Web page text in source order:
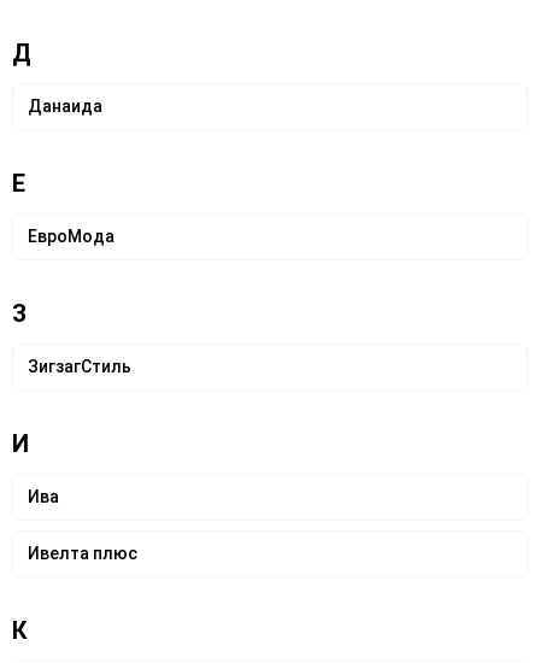
Д
Данаида
Е
ЕвроМода
З
ЗигзагСтиль
И
Ива
Ивелта плюс
К